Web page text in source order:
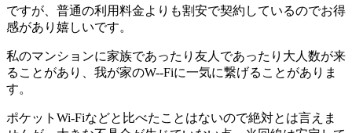
ですが、普通の利用料金よりも割安で契約しているのでお得
感があり嬉しいです。
私のマンションに家族であったり友人であったり大人数が来
ることがあり、我が家のW--Fiに一気に繋げることがありま
す。
ポケットWi-Fiなどと比べたことはないので絶対とは言えま